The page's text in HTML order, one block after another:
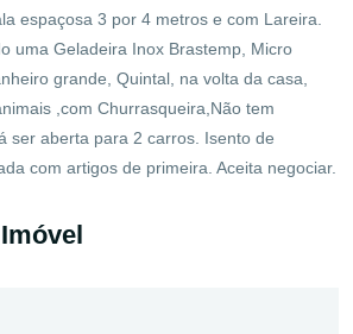
espaçosa 3 por 4 metros e com Lareira.
uma Geladeira Inox Brastemp, Micro
grande, Quintal, na volta da casa,
,com Churrasqueira,Não tem
ser aberta para 2 carros. Isento de
com artigos de primeira. Aceita negociar.